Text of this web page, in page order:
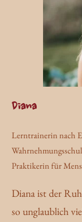
Diana
Lerntrainerin nach
Praktikerin für
Diana ist der
so unglaublich